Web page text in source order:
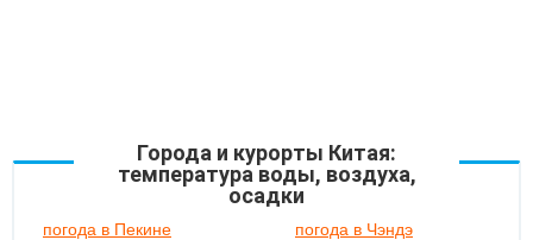
Города и курорты Китая:
температура воды, воздуха,
осадки
погода в Пекине
погода в Чэндэ